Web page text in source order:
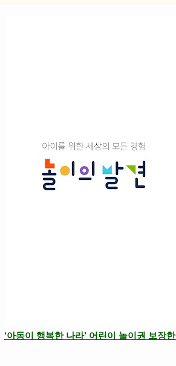
‘아동이 행복한 나라’ 어린이 놀이권 보장